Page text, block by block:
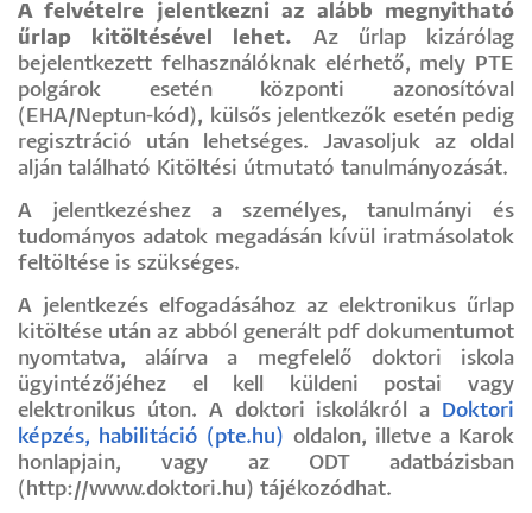
A felvételre jelentkezni az alább megnyitható
űrlap kitöltésével lehet. Az űrlap kizárólag
bejelentkezett felhasználóknak elérhető, mely PTE
polgárok esetén központi azonosítóval
(EHA/Neptun-kód), külsős jelentkezők esetén pedig
regisztráció után lehetséges. Javasoljuk az oldal
alján található Kitöltési útmutató tanulmányozását.
A jelentkezéshez a személyes, tanulmányi és
tudományos adatok megadásán kívül iratmásolatok
feltöltése is szükséges.
A jelentkezés elfogadásához az elektronikus űrlap
kitöltése után az abból generált pdf dokumentumot
nyomtatva, aláírva a megfelelő doktori iskola
ügyintézőjéhez el kell küldeni postai vagy
elektronikus úton. A doktori iskolákról a
Doktori
képzés, habilitáció (pte.hu) oldalon, illetve a Karok
honlapjain, vagy az ODT adatbázisban
(http://www.doktori.hu) tájékozódhat.